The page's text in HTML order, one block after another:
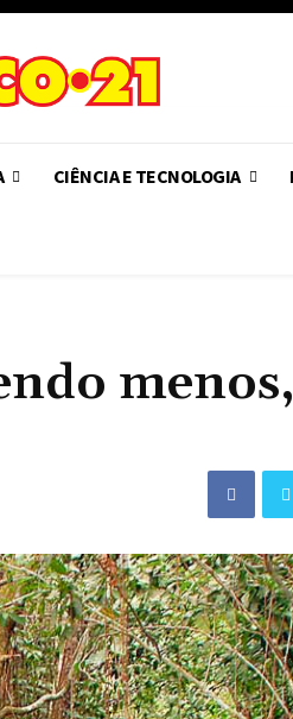
CIÊNCIA E TECNOLOGIA